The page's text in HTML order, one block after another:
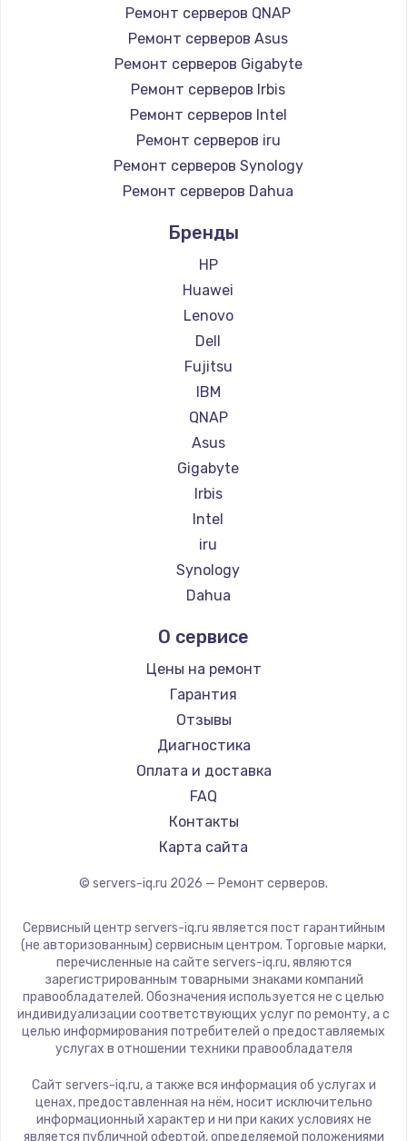
Ремонт серверов QNAP
Ремонт серверов Asus
Ремонт серверов Gigabyte
Ремонт серверов Irbis
Ремонт серверов Intel
Ремонт серверов iru
Ремонт серверов Synology
Ремонт серверов Dahua
Бренды
HP
Huawei
Lenovo
Dell
Fujitsu
IBM
QNAP
Asus
Gigabyte
Irbis
Intel
iru
Synology
Dahua
О сервисе
Цены на ремонт
Гарантия
Отзывы
Диагностика
Оплата и доставка
FAQ
Контакты
Карта сайта
© servers-iq.ru 2026 — Ремонт серверов.
Сервисный центр servers-iq.ru является пост гарантийным
(не авторизованным) сервисным центром. Торговые марки,
перечисленные на сайте servers-iq.ru, являются
зарегистрированным товарными знаками компаний
правообладателей. Обозначения используется не с целью
индивидуализации соответствующих услуг по ремонту, а с
целью информирования потребителей о предоставляемых
услугах в отношении техники правообладателя
Сайт servers-iq.ru, а также вся информация об услугах и
ценах, предоставленная на нём, носит исключительно
информационный характер и ни при каких условиях не
является публичной офертой, определяемой положениями